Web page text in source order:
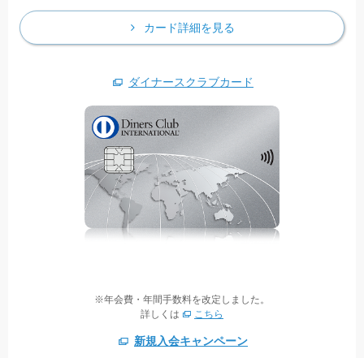
カード詳細を見る
ダイナースクラブカード
※年会費・年間手数料を改定しました。
詳しくは
こちら
新規入会キャンペーン